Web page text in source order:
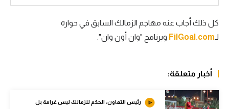
أمم إفريقيا
كرة سلة
كرة يد
كل ذلك أجاب عنه مهاجم الزمالك السابق في حواره
لـFilGoal.com وبرنامج "وان أون وان".
أخبار متعلقة:
رئيس التعاون: الحكم للزمالك ليس غرامة بل